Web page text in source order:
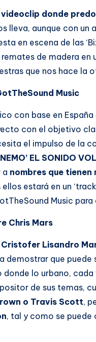
videoclip donde
lleva, aunque con
en escena de las
de madera
que nos hace la
Music
con base en
con el objetivo
el impulso de la
EL SONIDO
a nombres que
ellos estará en un
Music para
Chris Mars
Cristofer Lisandro
demostrar que puede
lo urbano,
de sus temas,
o Travis Scott,
, tal y como se puede